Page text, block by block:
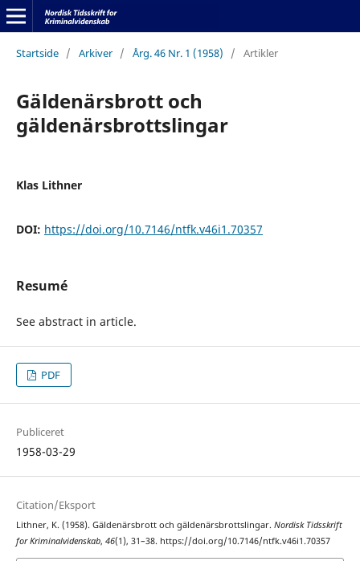
Startside / Arkiver / Årg. 46 Nr. 1 (1958) / Artikler
Gäldenärsbrott och
gäldenärsbrottslingar
Klas Lithner
DOI: https://doi.org/10.7146/ntfk.v46i1.70357
Resumé
See abstract in article.
PDF
Publiceret
1958-03-29
Citation/Eksport
Lithner, K. (1958). Gäldenärsbrott och gäldenärsbrottslingar. Nordisk Tidsskrift
for Kriminalvidenskab, 46(1), 31–38. https://doi.org/10.7146/ntfk.v46i1.70357